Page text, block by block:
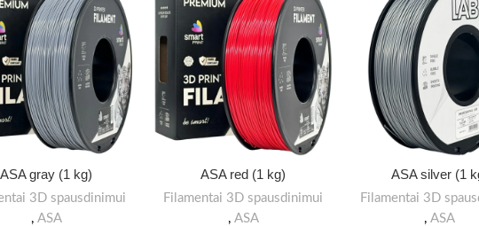
ASA gray (1 kg)
3D spausdinimui
, ASA
ASA red (1 kg)
Filamentai 3D spausdinimui
, ASA
ASA silver (1
Filamentai 3D
,ASA